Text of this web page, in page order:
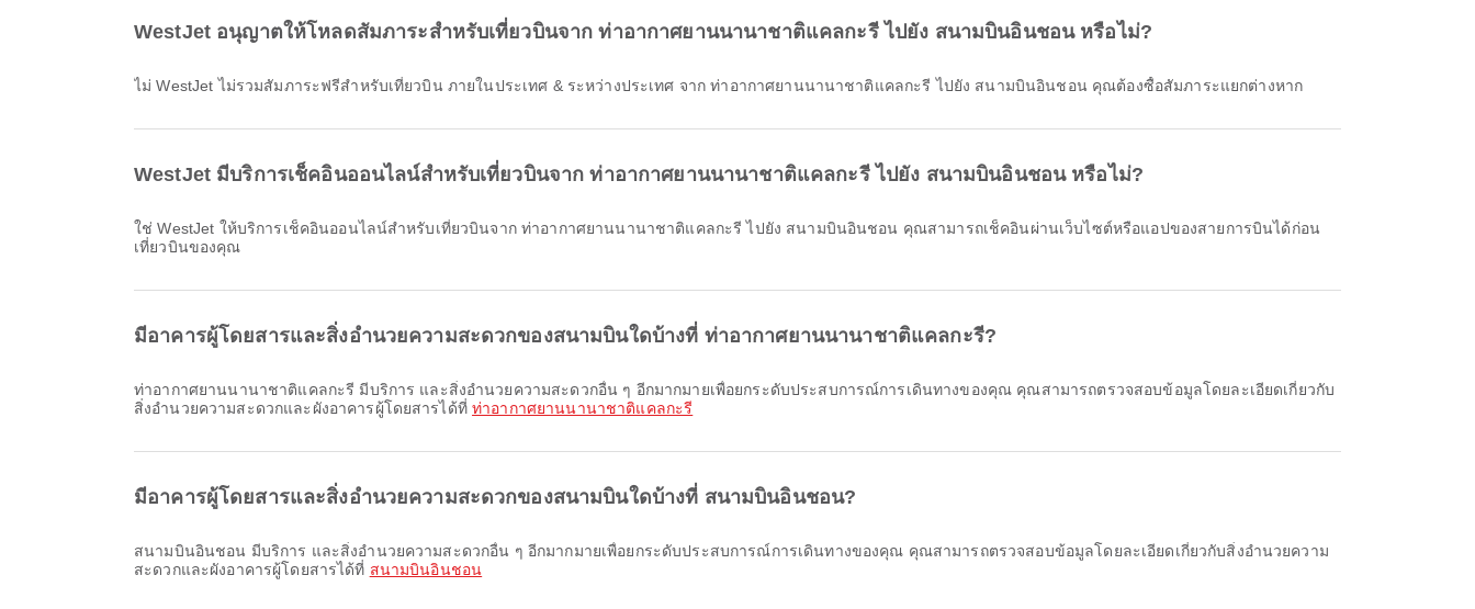
WestJet อนุญาตให้โหลดสัมภาระสำหรับเที่ยวบินจาก ท่าอากาศยานนานาชาติแคลกะรี ไปยัง สนามบินอินชอน หรือไม่?
ไม่ WestJet ไม่รวมสัมภาระฟรีสำหรับเที่ยวบิน ภายในประเทศ & ระหว่างประเทศ จาก ท่าอากาศยานนานาชาติแคลกะรี ไปยัง สนามบินอินชอน คุณต้องซื้อสัมภาระแยกต่างหาก
WestJet มีบริการเช็คอินออนไลน์สำหรับเที่ยวบินจาก ท่าอากาศยานนานาชาติแคลกะรี ไปยัง สนามบินอินชอน หรือไม่?
ใช่ WestJet ให้บริการเช็คอินออนไลน์สำหรับเที่ยวบินจาก ท่าอากาศยานนานาชาติแคลกะรี ไปยัง สนามบินอินชอน คุณสามารถเช็คอินผ่านเว็บไซต์หรือแอปของสายการบินได้ก่อน
เที่ยวบินของคุณ
มีอาคารผู้โดยสารและสิ่งอำนวยความสะดวกของสนามบินใดบ้างที่ ท่าอากาศยานนานาชาติแคลกะรี?
ท่าอากาศยานนานาชาติแคลกะรี มีบริการ และสิ่งอำนวยความสะดวกอื่น ๆ อีกมากมายเพื่อยกระดับประสบการณ์การเดินทางของคุณ คุณสามารถตรวจสอบข้อมูลโดยละเอียดเกี่ยวกับ
สิ่งอำนวยความสะดวกและผังอาคารผู้โดยสารได้ที่ท่าอากาศยานนานาชาติแคลกะรี
มีอาคารผู้โดยสารและสิ่งอำนวยความสะดวกของสนามบินใดบ้างที่ สนามบินอินชอน?
สนามบินอินชอน มีบริการ และสิ่งอำนวยความสะดวกอื่น ๆ อีกมากมายเพื่อยกระดับประสบการณ์การเดินทางของคุณ คุณสามารถตรวจสอบข้อมูลโดยละเอียดเกี่ยวกับสิ่งอำนวยความ
สะดวกและผังอาคารผู้โดยสารได้ที่ สนามบินอินชอน